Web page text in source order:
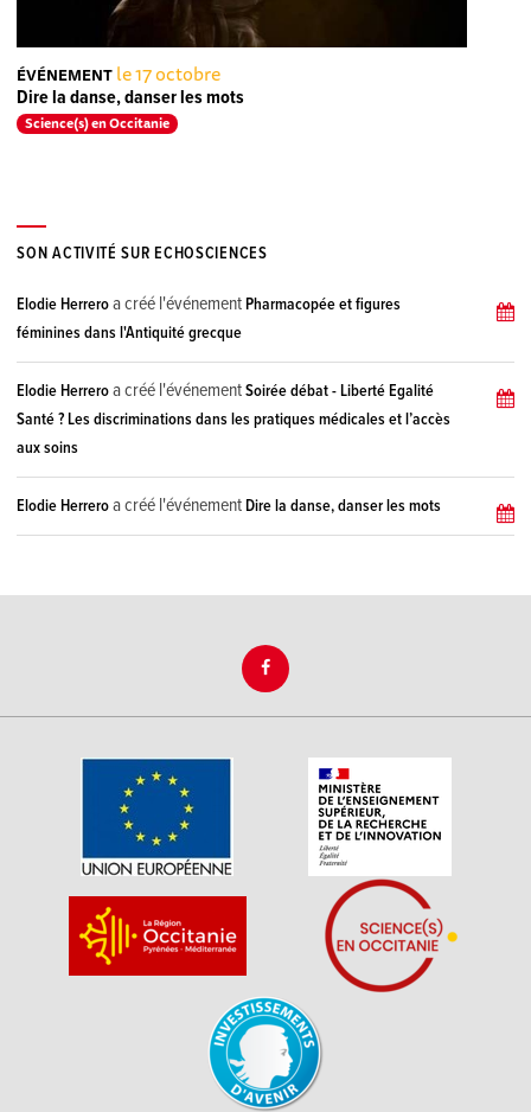
ÉVÉNEMENT le 17 octobre
Dire la danse, danser les mots
Science(s) en Occitanie
SON ACTIVITÉ SUR ECHOSCIENCES
Elodie Herreroa créé l'événementPharmacopée et figures
féminines dans l'Antiquité grecque
Elodie Herreroa créé l'événementSoirée débat - Liberté Egalité
Santé ? Les discriminations dans les pratiques médicales et l’accès
aux soins
Elodie Herreroa créé l'événementDire la danse, danser les mots